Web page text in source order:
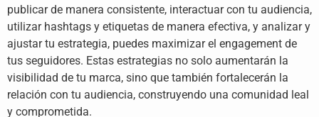
publicar de manera consistente, interactuar con tu audiencia,
utilizar hashtags y etiquetas de manera efectiva, y analizar y
ajustar tu estrategia, puedes maximizar el engagement de
tus seguidores. Estas estrategias no solo aumentarán la
visibilidad de tu marca, sino que también fortalecerán la
relación con tu audiencia, construyendo una comunidad leal
y comprometida.